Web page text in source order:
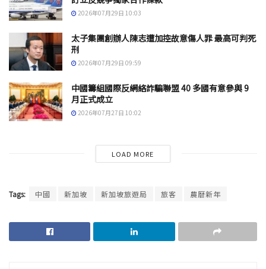
2026年07月29日 10:03
太子集團創辦人陳志遭加控故意傷人罪 最高可判死
刑
2026年07月29日 09:59
中國籌組國際反網絡詐騙聯盟 40 多國有意參與 9
月正式成立
2026年07月27日 10:02
LOAD MORE
Tags: 中國 新加坡 新加坡旅遊局 旅客 農曆新年